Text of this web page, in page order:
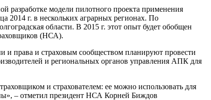
модели пилотного проекта применения
2014 г. в нескольких аграрных регионах. По
области. В 2015 г. этот опыт будет обобщен
(НСА).
и права и страховым сообществом планируют провести
и региональных органов управления АПК для
и страхователем: ее можно использовать для
– отметил президент НСА Корней Биждов